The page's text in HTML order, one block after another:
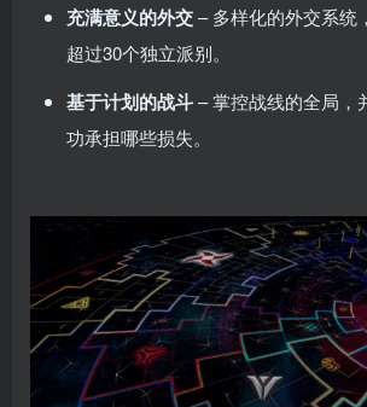
充满意义的外交– 多样化的外交系统
超过30个独立派别。
基于计划的战斗– 掌控战线的全局，
功承担哪些损失。